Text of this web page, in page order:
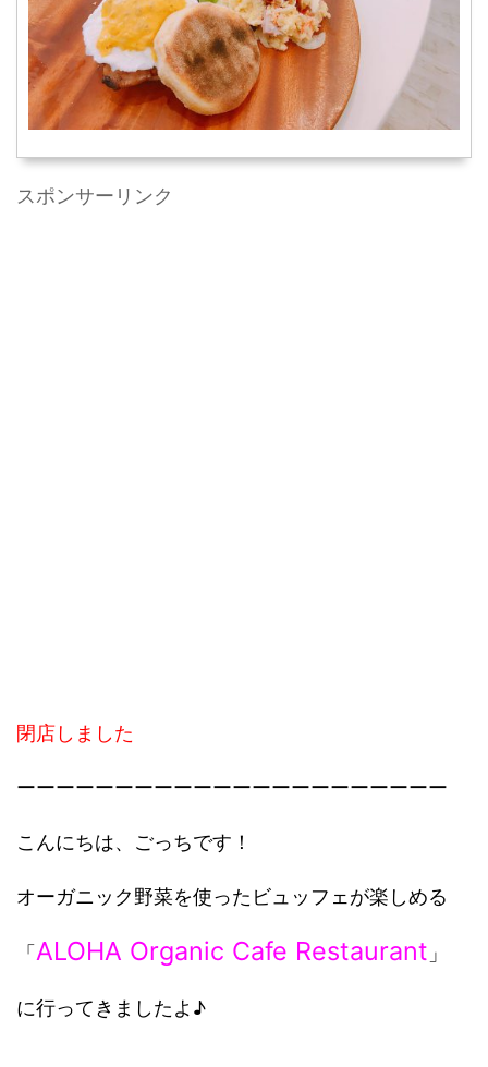
スポンサーリンク
閉店しました
ーーーーーーーーーーーーーーーーーーーーーー
こんにちは、ごっちです！
オーガニック野菜を使ったビュッフェが楽しめる
「 ALOHA Organic Cafe Restaurant 」
に行ってきましたよ♪